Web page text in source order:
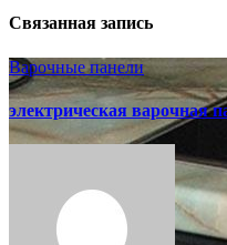
Связанная запись
Варочные панели
электрическая варочная